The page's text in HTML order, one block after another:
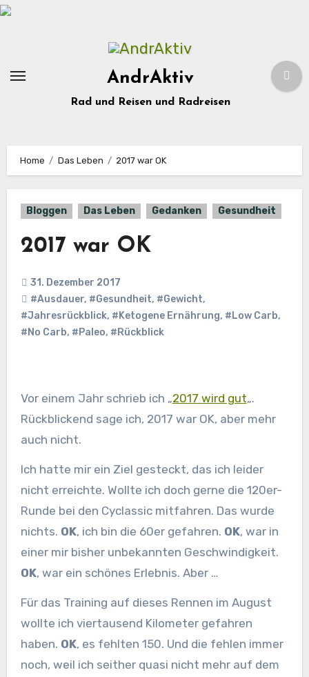
Zum
AndrAktiv
Rad und Reisen und Radreisen
Home Das Leben 2017 war OK
Bloggen Das Leben Gedanken Gesundheit
2017 war OK
31. Dezember 2017
#Ausdauer, #Gesundheit, #Gewicht,
#Jahresrückblick, #Ketogene Ernährung, #Low Carb,
#No Carb, #Paleo, #Rückblick
Vor einem Jahr schrieb ich „2017 wird gut„.
Rückblickend sage ich, 2017 war OK, aber mehr
auch nicht.
Ich hatte mir ein Ziel gesteckt, das ich leider
nicht erreichte. Wollte ich doch gerne die 120er-
Runde bei den Cyclassic mitfahren. Das wurde
nichts. OK, ich bin die 60er gefahren. OK, war in
einer mir bisher unbekannten Geschwindigkeit.
OK, war ein schönes Erlebnis. Aber …
Für das Training auf dieses Rennen im August
wollte ich viertausend Kilometer gefahren
haben. OK, es fehlten 150. Und die fehlen immer
noch, weil ich seither quasi nicht mehr auf dem